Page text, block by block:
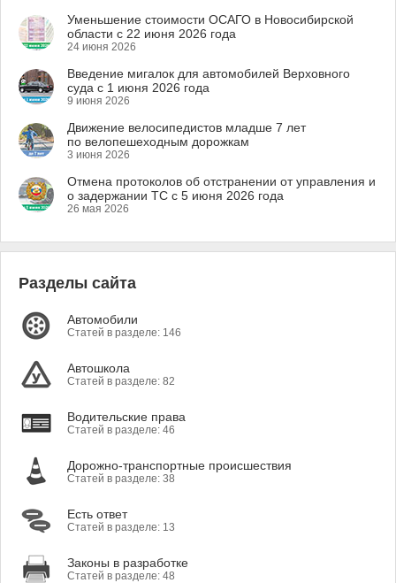
Уменьшение стоимости ОСАГО в Новосибирской
области с 22 июня 2026 года
24 июня 2026
Введение мигалок для автомобилей Верховного
суда с 1 июня 2026 года
9 июня 2026
Движение велосипедистов младше 7 лет
по велопешеходным дорожкам
3 июня 2026
Отмена протоколов об отстранении от управления и
о задержании ТС с 5 июня 2026 года
26 мая 2026
Разделы сайта
Автомобили
Статей в разделе: 146
Автошкола
Статей в разделе: 82
Водительские права
Статей в разделе: 46
Дорожно-транспортные происшествия
Статей в разделе: 38
Есть ответ
Статей в разделе: 13
Законы в разработке
Статей в разделе: 48